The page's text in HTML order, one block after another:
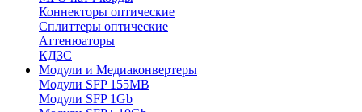
Коннекторы оптические
Сплиттеры оптические
Аттенюаторы
КДЗС
Модули и Медиаконвертеры
Модули SFP 155MB
Модули SFP 1Gb